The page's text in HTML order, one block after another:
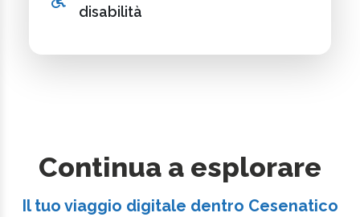
disabilità
Continua a esplorare
Il tuo viaggio digitale dentro Cesenatico